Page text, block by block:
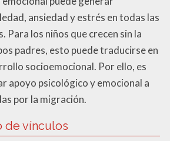
ansiedad y estrés en todas las
Para los niños que crecen sin la
padres, esto puede traducirse en
socioemocional. Por ello, es
apoyo psicológico y emocional a
por la migración.
de vínculos